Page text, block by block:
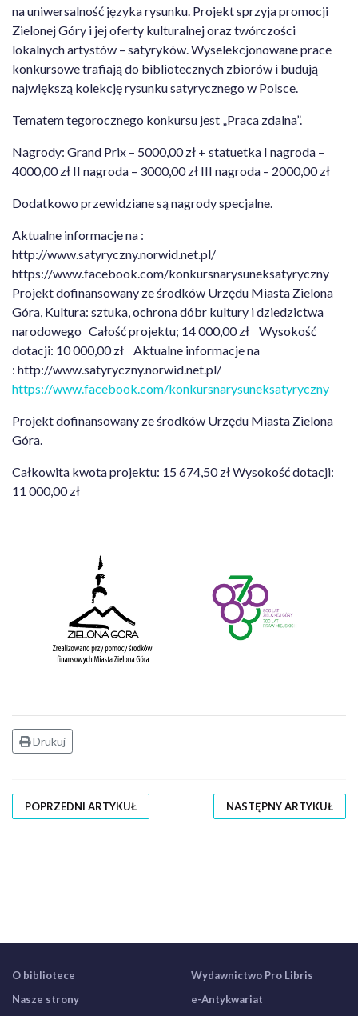
na uniwersalność języka rysunku. Projekt sprzyja promocji
Zielonej Góry i jej oferty kulturalnej oraz twórczości
lokalnych artystów – satyryków. Wyselekcjonowane prace
konkursowe trafiają do bibliotecznych zbiorów i budują
największą kolekcję rysunku satyrycznego w Polsce.
Tematem tegorocznego konkursu jest „Praca zdalna”.
Nagrody: Grand Prix – 5000,00 zł + statuetka I nagroda –
4000,00 zł II nagroda – 3000,00 zł III nagroda – 2000,00 zł
Dodatkowo przewidziane są nagrody specjalne.
Aktualne informacje na :
http://www.satyryczny.norwid.net.pl/
https://www.facebook.com/konkursnarysuneksatyryczny
Projekt dofinansowany ze środków Urzędu Miasta Zielona
Góra, Kultura: sztuka, ochrona dóbr kultury i dziedzictwa
narodowego Całość projektu; 14 000,00 zł Wysokość
dotacji: 10 000,00 zł Aktualne informacje na
: http://www.satyryczny.norwid.net.pl/
https://www.facebook.com/konkursnarysuneksatyryczny
Projekt dofinansowany ze środków Urzędu Miasta Zielona
Góra.
Całkowita kwota projektu: 15 674,50 zł Wysokość dotacji:
11 000,00 zł
Drukuj
POPRZEDNI ARTYKUŁ NASTĘPNY ARTYKUŁ
O bibliotece
Nasze strony
Wydawnictwo Pro Libris
e-Antykwariat